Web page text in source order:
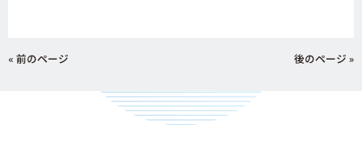
« 前のページ 後のページ »